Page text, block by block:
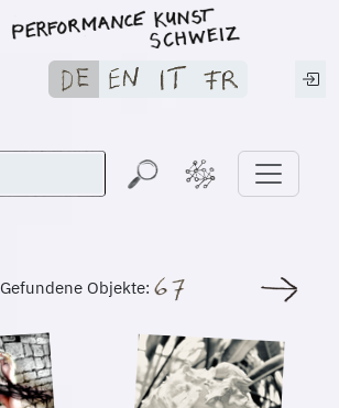
Gefundene Objekte: